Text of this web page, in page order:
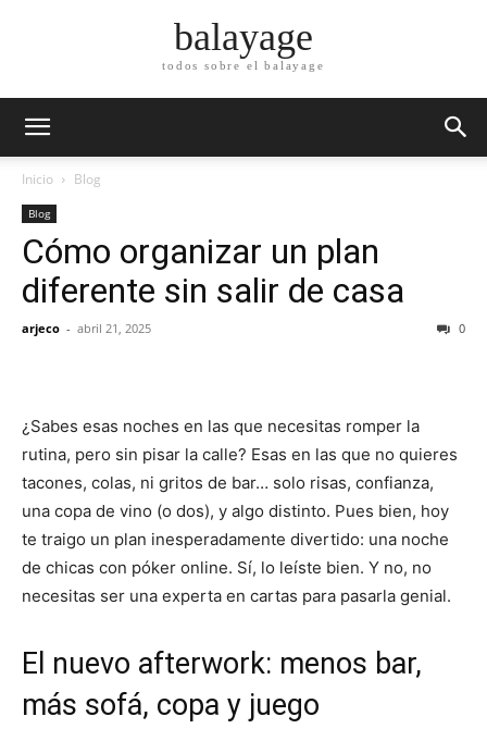
balayage
todos sobre el balayage
Inicio Blog
Blog
Cómo organizar un plan
diferente sin salir de casa
arjeco - abril 21, 2025 0
¿Sabes esas noches en las que necesitas romper la
rutina, pero sin pisar la calle? Esas en las que no quieres
tacones, colas, ni gritos de bar… solo risas, confianza,
una copa de vino (o dos), y algo distinto. Pues bien, hoy
te traigo un plan inesperadamente divertido: una noche
de chicas con póker online. Sí, lo leíste bien. Y no, no
necesitas ser una experta en cartas para pasarla genial.
El nuevo afterwork: menos bar,
más sofá, copa y juego